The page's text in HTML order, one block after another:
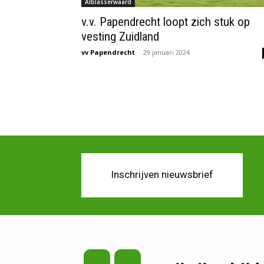
Alblasserwaard
v.v. Papendrecht loopt zich stuk op
vesting Zuidland
vv Papendrecht - 29 januari 2024
Inschrijven nieuwsbrief